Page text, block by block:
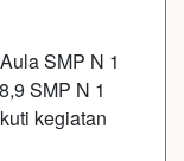
SMP N 1
SMP N 1
kegiatan